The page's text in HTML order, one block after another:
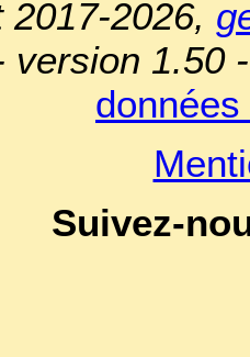
2026,
version 1.50
Suivez-